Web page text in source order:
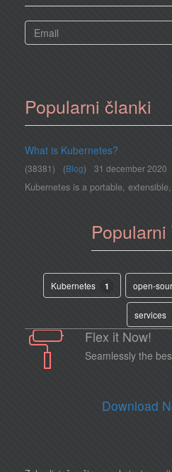
Popularni članki
What is Kubernetes?
(38381) (Blog) 31 december 2020
Kubernetes is a portable,
Popularni
Kubernetes 1 open-
services
Flex it Now!
Seamlessly the
Download